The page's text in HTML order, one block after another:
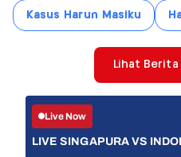
Kasus Harun Masiku
Lihat
Live Now
LIVE SINGAPURA VS